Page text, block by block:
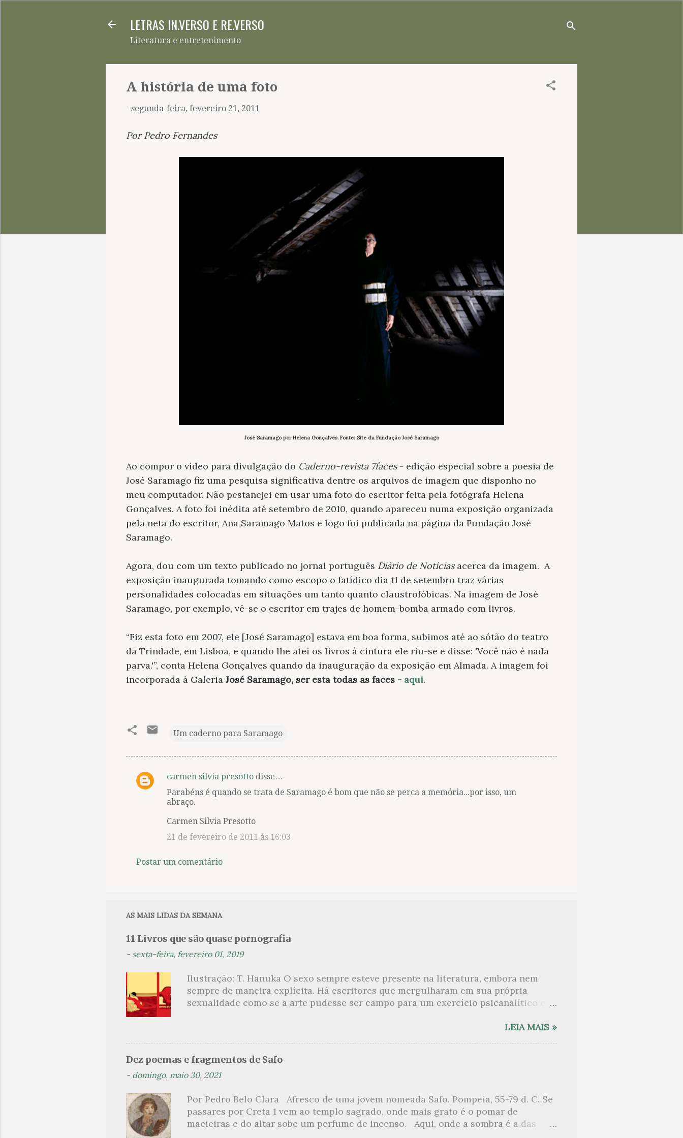
LETRAS IN.VERSO E RE.VERSO
Literatura e entretenimento
A história de uma foto
- segunda-feira, fevereiro 21, 2011
Por Pedro Fernandes
José Saramago por Helena Gonçalves. Fonte: Site da Fundação José Saramago
Ao compor o vídeo para divulgação do Caderno-revista 7faces- edição especial sobre a poesia de
José Saramago fiz uma pesquisa significativa dentre os arquivos de imagem que disponho no
meu computador. Não pestanejei em usar uma foto do escritor feita pela fotógrafa Helena
Gonçalves. A foto foi inédita até setembro de 2010, quando apareceu numa exposição organizada
pela neta do escritor, Ana Saramago Matos e logo foi publicada na página da Fundação José
Saramago.
Agora, dou com um texto publicado no jornal português Diário de Notíciasacerca da imagem. A
exposição inaugurada tomando como escopo o fatídico dia 11 de setembro traz várias
personalidades colocadas em situações um tanto quanto claustrofóbicas. Na imagem de José
Saramago, por exemplo, vê-se o escritor em trajes de homem-bomba armado com livros.
“Fiz esta foto em 2007, ele [José Saramago] estava em boa forma, subimos até ao sótão do teatro
da Trindade, em Lisboa, e quando lhe atei os livros à cintura ele riu-se e disse: 'Você não é nada
parva.'”, conta Helena Gonçalves quando da inauguração da exposição em Almada. A imagem foi
incorporada à Galeria José Saramago, ser esta todas as faces - aqui.
Um caderno para Saramago
C
á
carmen silvia presotto disse…
Parabéns é quando se trata de Saramago é bom que não se perca a memória...por isso, um
abraço.
Carmen Silvia Presotto
21 de fevereiro de 2011 às 16:03
Postar um comentário
AS MAIS LIDAS DA SEMANA
11 Livros que são quase pornografia
- sexta-feira, fevereiro 01, 2019
Ilustração: T. Hanuka O sexo sempre esteve presente na literatura, embora nem
sempre de maneira explícita. Há escritores que mergulharam em sua própria
sexualidade como se a arte pudesse ser campo para um exercício psicanalítico e
apresenta um conjunto de livros nos quais os escritores se desnudam, livros que
sido autora de um livro chamado Pourquoi le Brésil ?, tem sido lida como uma das
principais figuras que se filiam à tradição da qual faz parte nomes como o de Anaïs
se tratar de uma narrativa que recupera a relação incestuosa entre um pai e uma
filha. Les Petits , outra obra sua, já inicia com uma felação sob o chuveiro que
termina numa penetração anal an...
LEIA MAIS »
Dez poemas e fragmentos de Safo
- domingo, maio 30, 2021
Por Pedro Belo Clara Afresco de uma jovem nomeada Safo. Pompeia, 55-79 d. C. Se
passares por Creta 1 vem ao templo sagrado, onde mais grato é o pomar de
macieiras e do altar sobe um perfume de incenso. Aqui, onde a sombra é a das